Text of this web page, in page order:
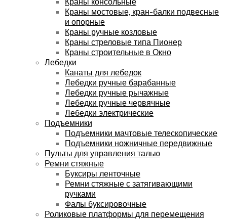
Краны мостовые, кран-балки подвесные
и опорные
Краны ручные козловые
Краны стреловые типа Пионер
Краны строительные в Окно
Лебедки
Канаты для лебедок
Лебедки ручные барабанные
Лебедки ручные рычажные
Лебедки ручные червячные
Лебедки электрические
Подъемники
Подъемники мачтовые телескопические
Подъемники ножничные передвижные
Пульты для управления талью
Ремни стяжные
Буксиры ленточные
Ремни стяжные с затягивающими
ручками
Фалы буксировочные
Роликовые платформы для перемещения